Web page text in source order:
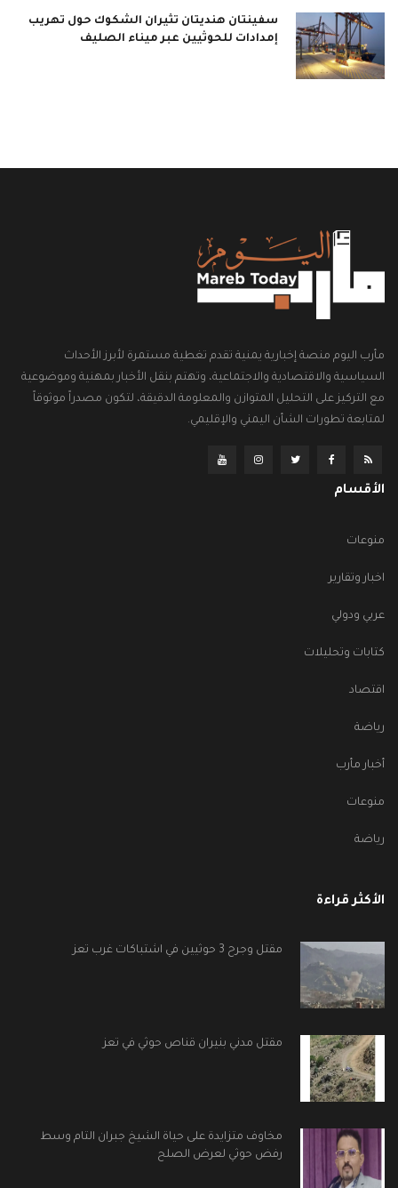
سفينتان هنديتان تثيران الشكوك حول تهريب
إمدادات للحوثيين عبر ميناء الصليف
مأرب اليوم منصة إخبارية يمنية تقدم تغطية مستمرة لأبرز الأحداث
السياسية والاقتصادية والاجتماعية، وتهتم بنقل الأخبار بمهنية وموضوعية
مع التركيز على التحليل المتوازن والمعلومة الدقيقة، لتكون مصدراً موثوقاً
لمتابعة تطورات الشأن اليمني والإقليمي.
الأقسام
منوعات
اخبار وتقارير
عربي ودولي
كتابات وتحليلات
اقتصاد
رياضة
أخبار مأرب
منوعات
رياضة
الأكثر قراءة
مقتل وجرح 3 حوثيين في اشتباكات غرب تعز
مقتل مدني بنيران قناص حوثي في تعز
مخاوف متزايدة على حياة الشيخ جبران التام وسط
رفض حوثي لعرض الصلح